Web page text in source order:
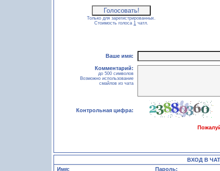
Только для зарегистрированных.
Стоимость голоса 1 чатл.
Ваше имя:
Комментарий:
до 500 символов
Возможно использование
смайлов из чата
Контрольная цифра:
ВХОД В ЧАТ
Имя:
Пароль: